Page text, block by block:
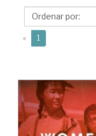
« 1